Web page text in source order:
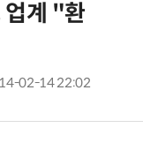
업계 "환
02-14 22:02